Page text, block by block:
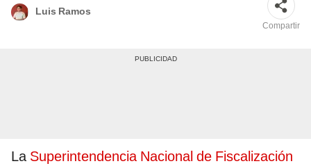
Luis Ramos
Compartir
La Superintendencia Nacional de Fiscalización